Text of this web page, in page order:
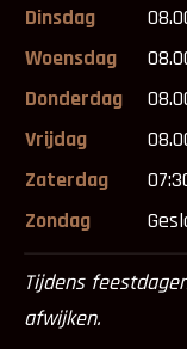
Dinsdag
Woensdag
Donderdag
Vrijdag
Zaterdag
Zondag
Tijdens
afwijken.